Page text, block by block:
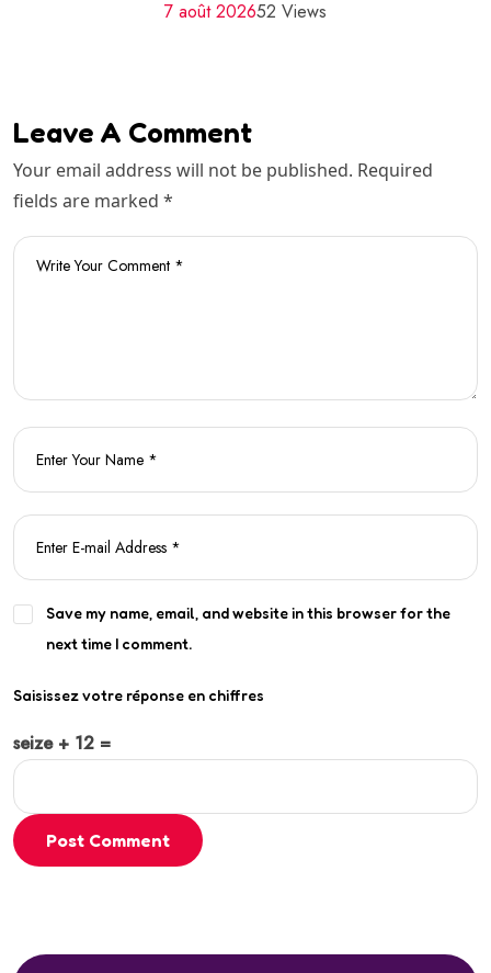
7 août 202652 Views
Leave A Comment
Your email address will not be published. Required
fields are marked *
Save my name, email, and website in this browser for the
next time I comment.
Saisissez votre réponse en chiffres
seize + 12 =
Post Comment